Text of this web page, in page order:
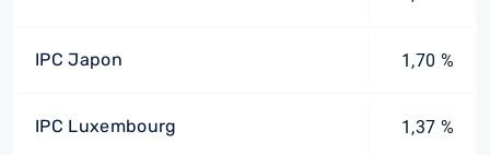
IPC Japon 1,70 %
IPC Luxembourg 1,37 %